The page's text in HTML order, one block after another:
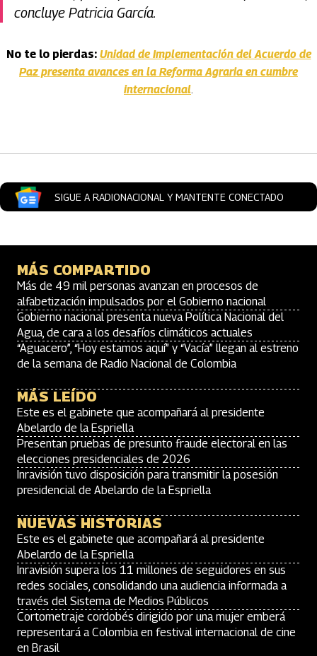
concluye Patricia García.
No te lo pierdas: Unidad de Implementación del Acuerdo de
Paz presenta avances en la Reforma Agraria en cumbre
internacional.
SIGUE A RADIONACIONAL Y MANTENTE CONECTADO
MÁS COMPARTIDO
Más de 49 mil personas avanzan en procesos de
alfabetización impulsados por el Gobierno nacional
Gobierno nacional presenta nueva Política Nacional del
Agua, de cara a los desafíos climáticos actuales
“Aguacero”, “Hoy estamos aquí” y “Vacía” llegan al estreno
de la semana de Radio Nacional de Colombia
MÁS LEÍDO
Este es el gabinete que acompañará al presidente
Abelardo de la Espriella
Presentan pruebas de presunto fraude electoral en las
elecciones presidenciales de 2026
Inravisión tuvo disposición para transmitir la posesión
presidencial de Abelardo de la Espriella
NUEVAS HISTORIAS
Este es el gabinete que acompañará al presidente
Abelardo de la Espriella
Inravisión supera los 11 millones de seguidores en sus
redes sociales, consolidando una audiencia informada a
través del Sistema de Medios Públicos
Cortometraje cordobés dirigido por una mujer emberá
representará a Colombia en festival internacional de cine
en Brasil